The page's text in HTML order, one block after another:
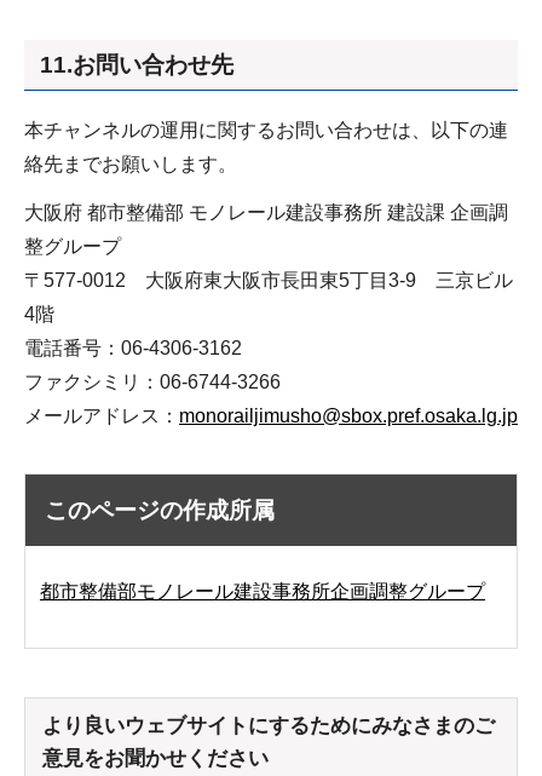
11.お問い合わせ先
本チャンネルの運用に関するお問い合わせは、以下の連
絡先までお願いします。
大阪府 都市整備部 モノレール建設事務所 建設課 企画調
整グループ
〒577-0012 大阪府東大阪市長田東5丁目3-9 三京ビル
4階
電話番号：06-4306-3162
ファクシミリ：06-6744-3266
メールアドレス： monorailjimusho@sbox.pref.osaka.lg.jp
このページの作成所属
都市整備部モノレール建設事務所企画調整グループ
より良いウェブサイトにするためにみなさまのご
意見をお聞かせください